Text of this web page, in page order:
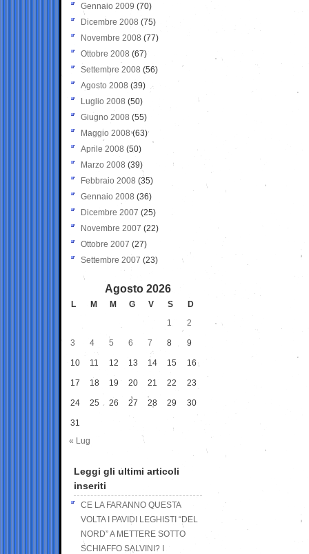
Gennaio 2009 (70)
Dicembre 2008 (75)
Novembre 2008 (77)
Ottobre 2008 (67)
Settembre 2008 (56)
Agosto 2008 (39)
Luglio 2008 (50)
Giugno 2008 (55)
Maggio 2008(63)
Aprile 2008 (50)
Marzo 2008 (39)
Febbraio 2008 (35)
Gennaio 2008 (36)
Dicembre 2007 (25)
Novembre 2007 (22)
Ottobre 2007 (27)
Settembre 2007 (23)
Agosto 2026
L M M G V S
D
1
2
3 4 5 6 7 8 9
10 11 12 13 14 15 16
17 18 19 20 21 22 23
24 25 26 27 28 29 30
31
« Lug
Leggi gli ultimi articoli
inseriti
CE LA FARANNO QUESTA
VOLTA I PAVIDI LEGHISTI “DEL
NORD” A METTERE SOTTO
SCHIAFFO SALVINI? I